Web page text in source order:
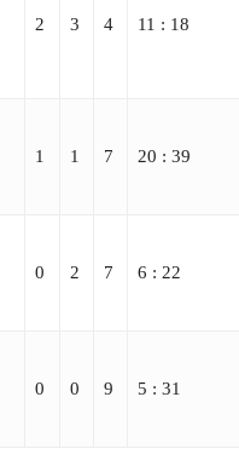
2 3 4 11 : 18
1 1 7 20 : 39
0 2 7 6 : 22
0 0 9 5 : 31